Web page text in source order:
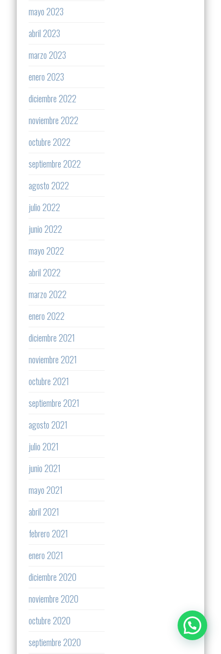
mayo 2023
abril 2023
marzo 2023
enero 2023
diciembre 2022
noviembre 2022
octubre 2022
septiembre 2022
agosto 2022
julio 2022
junio 2022
mayo 2022
abril 2022
marzo 2022
enero 2022
diciembre 2021
noviembre 2021
octubre 2021
septiembre 2021
agosto 2021
julio 2021
junio 2021
mayo 2021
abril 2021
febrero 2021
enero 2021
diciembre 2020
noviembre 2020
octubre 2020
septiembre 2020